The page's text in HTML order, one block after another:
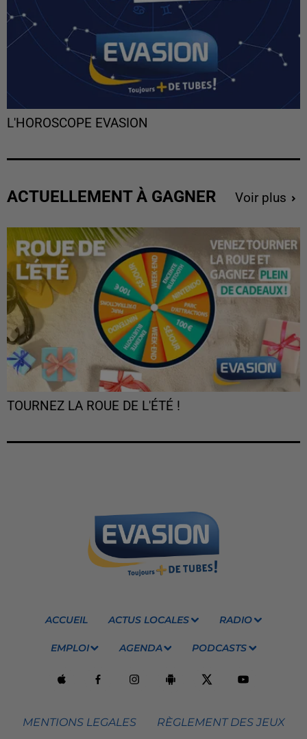
L'HOROSCOPE EVASION
ACTUELLEMENT À GAGNER Voir plus
TOURNEZ LA ROUE DE L'ÉTÉ !
ACCUEIL ACTUS LOCALES RADIO
EMPLOI AGENDA PODCASTS
MENTIONS LEGALES RÈGLEMENT DES JEUX